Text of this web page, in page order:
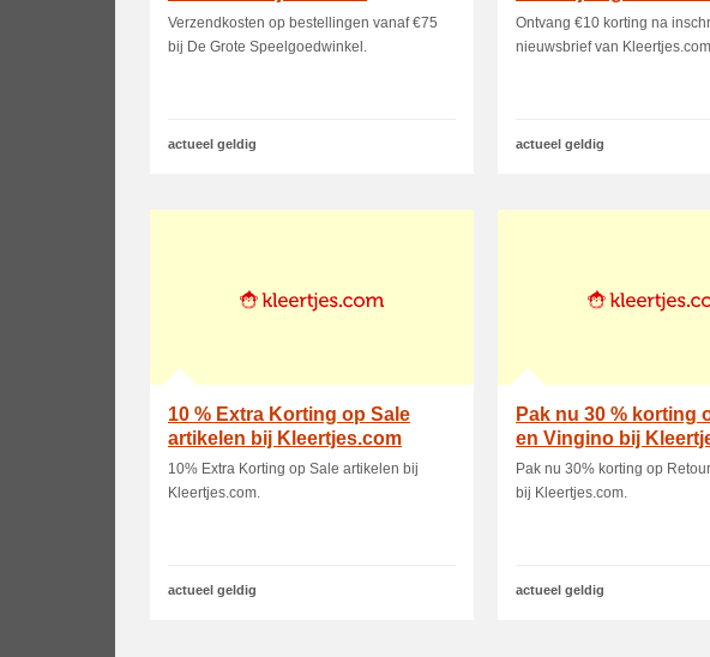
Speelgoedwinkel
Verzendkosten op bestellingen vanaf €75
bij De Grote Speelgoedwinkel.
actueel geldig
van Kleertj.
Ontvang €10 korting na
nieuwsbrief van
actueel geldig
10 % Extra Korting op Sale
artikelen bij Kleertjes.com
10% Extra Korting op Sale artikelen bij
Kleertjes.com.
actueel geldig
Pak nu 30 % korting
en Vingino bij
Pak nu 30% korting op
bij Kleertjes.com.
actueel geldig